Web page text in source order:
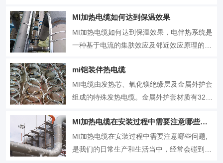
诸多因素的影响，电伴热带的材料和性能的选
择上有一定的差异。具体的作业施工要求也是
不同的，每家的承标单位应该根据具体情况制
MI加热电缆如何达到保温效果
MI加热电缆如何达到保温效果，电伴热系统是
一种基于电流的集肤效应及邻近效应原理的电
应用场景，不同的敷设方式，甚至更严苛的工
作条件下进行施工，今天给大家分享关于MI加
热电缆如何达到保温效果的知识和问题。我们
mi铠装伴热电缆
MI电缆由发热芯、氧化镁绝缘层及金属外护套
组成的特殊发热电缆。金属外护套材质有321
MI电缆具有耐高温、防水、防爆、不老化、机
械强度高，安全可靠等特点。MI电缆发热均
匀，单位长度上的发热量随工作电压及芯线截
MI加热电缆在安装过程中需要注意哪些问题
MI加热电缆在安装过程中需要注意哪些问题,
是我们的日常生产和生活当中，经常会碰到需